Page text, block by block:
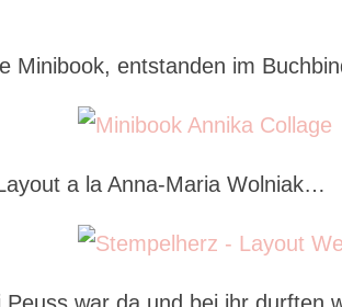
Minibook, entstanden im
a la Anna-Maria Wolniak…